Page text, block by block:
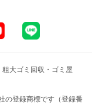
大ゴミ回収・ゴミ屋
の登録商標です（登録番